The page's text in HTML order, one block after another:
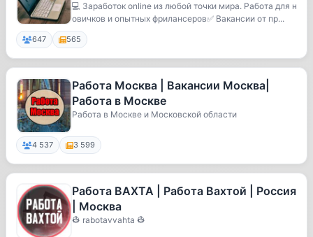
заработок online, поиск пе
💻 Заработок online из любой точки мира. Работа для н
овичков и опытных фрилансеров✅ Вакансии от пр...
647 565
Работа Москва | Вакансии Москва|
Работа в Москве
Работа в Москве и Московской области
4 537 3 599
Работа ВАХТА | Работа Вахтой | Россия
| Москва
👷 rabotavvahta 👷